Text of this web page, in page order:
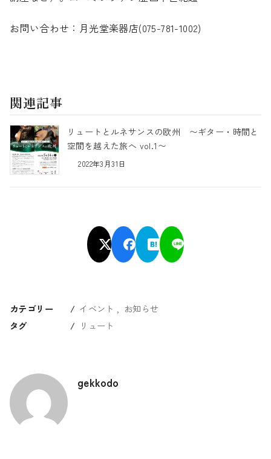
お問い合わせ：月光堂楽器店(075-781-1002)
関連記事
リュートとルネサンスの欧州 〜ギター・時間と
空間を越えた旅へ vol.1〜
2022年3月31日
カテゴリー イベント
お知らせ
タグ
リュート
gekkodo